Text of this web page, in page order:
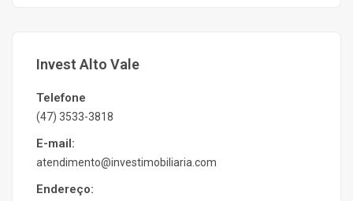
Invest Alto Vale
Telefone
(47) 3533-3818
E-mail:
atendimento@investimobiliaria.com
Endereço: